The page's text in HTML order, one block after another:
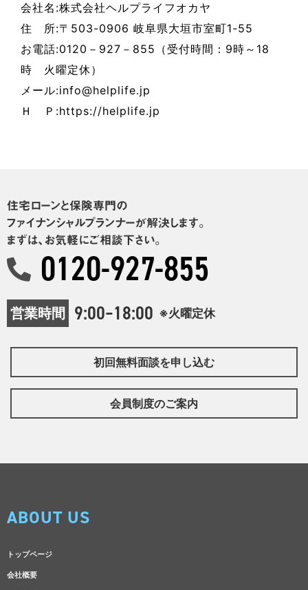
会社名:株式会社ヘルプライフオカヤ
住 所:〒503-0906 岐阜県大垣市室町1-55
お電話:0120－927－855（受付時間：9時～18
時 火曜定休）
メール:info@helplife.jp
Ｈ Ｐ:https://helplife.jp
住宅ローンと保険専門の
ファイナンシャルプランナーが解決します。
まずは、お気軽にご相談下さい。
0120-927-855
営業時間 9:00–18:00 ※火曜定休
初回無料面談を申し込む
会員制度のご案内
ABOUT US
トップページ
会社概要